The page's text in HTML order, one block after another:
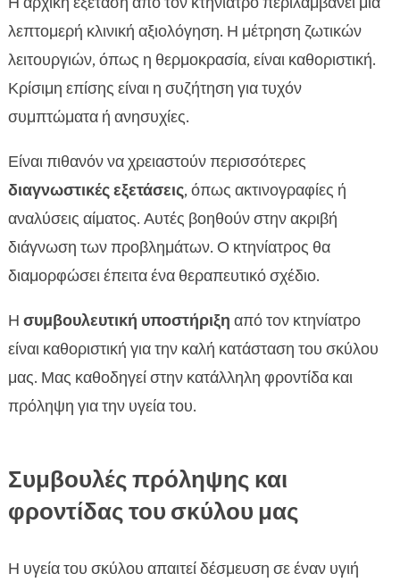
λεπτομερή κλινική αξιολόγηση. Η μέτρηση ζωτικών
λειτουργιών, όπως η θερμοκρασία, είναι καθοριστική.
Κρίσιμη επίσης είναι η συζήτηση για τυχόν
συμπτώματα ή ανησυχίες.
Είναι πιθανόν να χρειαστούν περισσότερες
διαγνωστικές εξετάσεις, όπως ακτινογραφίες ή
αναλύσεις αίματος. Αυτές βοηθούν στην ακριβή
διάγνωση των προβλημάτων. Ο κτηνίατρος θα
διαμορφώσει έπειτα ένα θεραπευτικό σχέδιο.
Η συμβουλευτική υποστήριξη από τον κτηνίατρο
είναι καθοριστική για την καλή κατάσταση του σκύλου
μας. Μας καθοδηγεί στην κατάλληλη φροντίδα και
πρόληψη για την υγεία του.
Συμβουλές πρόληψης και
φροντίδας του σκύλου μας
Η υγεία του σκύλου απαιτεί δέσμευση σε έναν υγιή